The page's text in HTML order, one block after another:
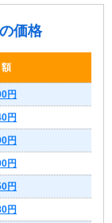
価格
円
円
円
円
円
円